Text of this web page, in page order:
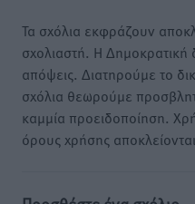
Τα σχόλια εκφράζουν
σχολιαστή. Η Δημοκρατική
απόψεις. Διατηρούμε το
σχόλια θεωρούμε
καμμία προειδοποίηση.
όρους χρήσης